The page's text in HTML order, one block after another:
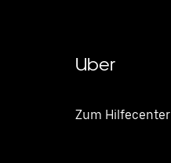
Uber
Zum Hilfecenter